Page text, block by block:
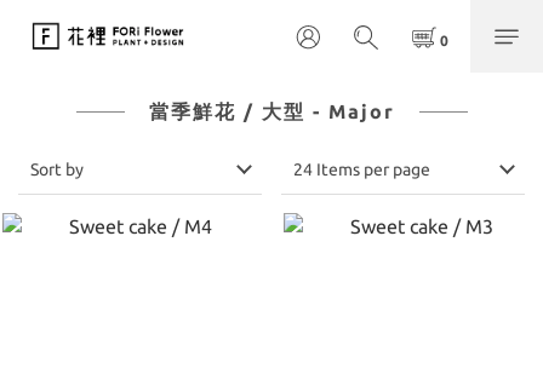
當季鮮花 / 大型 - Major
Sort by 24 Items per page